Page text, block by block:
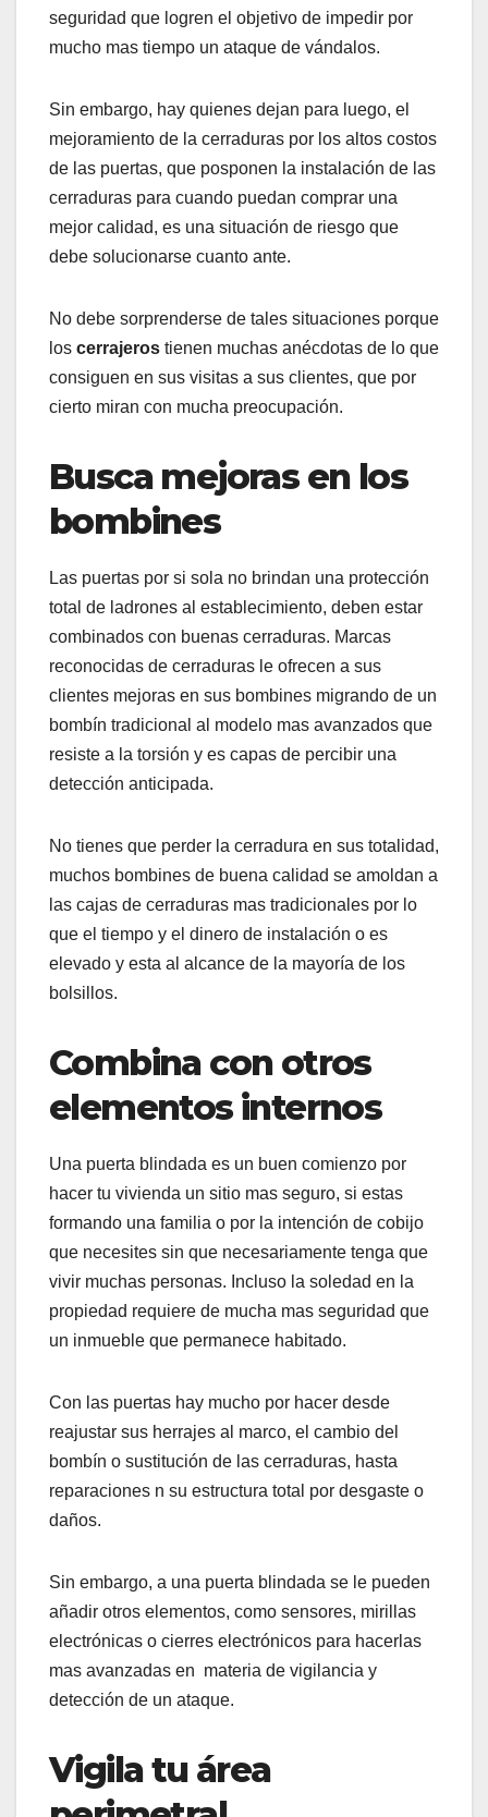
seguridad que logren el objetivo de impedir por
mucho mas tiempo un ataque de vándalos.
Sin embargo, hay quienes dejan para luego, el
mejoramiento de la cerraduras por los altos costos
de las puertas, que posponen la instalación de las
cerraduras para cuando puedan comprar una
mejor calidad, es una situación de riesgo que
debe solucionarse cuanto ante.
No debe sorprenderse de tales situaciones porque
los cerrajeros tienen muchas anécdotas de lo que
consiguen en sus visitas a sus clientes, que por
cierto miran con mucha preocupación.
Busca mejoras en los
bombines
Las puertas por si sola no brindan una protección
total de ladrones al establecimiento, deben estar
combinados con buenas cerraduras. Marcas
reconocidas de cerraduras le ofrecen a sus
clientes mejoras en sus bombines migrando de un
bombín tradicional al modelo mas avanzados que
resiste a la torsión y es capas de percibir una
detección anticipada.
No tienes que perder la cerradura en sus totalidad,
muchos bombines de buena calidad se amoldan a
las cajas de cerraduras mas tradicionales por lo
que el tiempo y el dinero de instalación o es
elevado y esta al alcance de la mayoría de los
bolsillos.
Combina con otros
elementos internos
Una puerta blindada es un buen comienzo por
hacer tu vivienda un sitio mas seguro, si estas
formando una familia o por la intención de cobijo
que necesites sin que necesariamente tenga que
vivir muchas personas. Incluso la soledad en la
propiedad requiere de mucha mas seguridad que
un inmueble que permanece habitado.
Con las puertas hay mucho por hacer desde
reajustar sus herrajes al marco, el cambio del
bombín o sustitución de las cerraduras, hasta
reparaciones n su estructura total por desgaste o
daños.
Sin embargo, a una puerta blindada se le pueden
añadir otros elementos, como sensores, mirillas
electrónicas o cierres electrónicos para hacerlas
mas avanzadas en materia de vigilancia y
detección de un ataque.
Vigila tu área